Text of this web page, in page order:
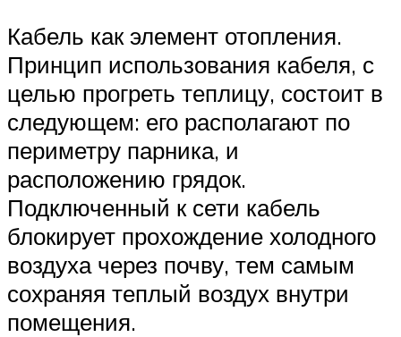
Кабель как элемент отопления.
Принцип использования кабеля, с
целью прогреть теплицу, состоит в
следующем: его располагают по
периметру парника, и
расположению грядок.
Подключенный к сети кабель
блокирует прохождение холодного
воздуха через почву, тем самым
сохраняя теплый воздух внутри
помещения.